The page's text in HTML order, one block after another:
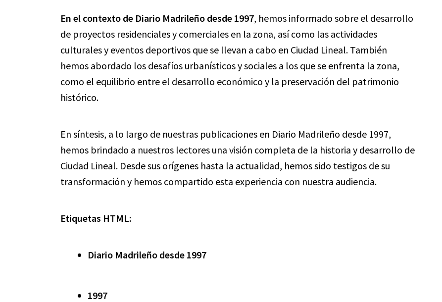
En el contexto de Diario Madrileño desde 1997, hemos informado sobre el desarrollo
de proyectos residenciales y comerciales en la zona, así como las actividades
culturales y eventos deportivos que se llevan a cabo en Ciudad Lineal. También
hemos abordado los desafíos urbanísticos y sociales a los que se enfrenta la zona,
como el equilibrio entre el desarrollo económico y la preservación del patrimonio
histórico.
En síntesis, a lo largo de nuestras publicaciones en Diario Madrileño desde 1997,
hemos brindado a nuestros lectores una visión completa de la historia y desarrollo de
Ciudad Lineal. Desde sus orígenes hasta la actualidad, hemos sido testigos de su
transformación y hemos compartido esta experiencia con nuestra audiencia.
Etiquetas HTML:
Diario Madrileño desde 1997
1997